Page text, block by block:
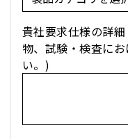
貴社要求仕様の詳
物、試験・検査に
い。)